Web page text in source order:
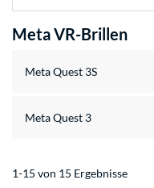
Meta VR-Brillen
Meta Quest 3S
Meta Quest 3
1-15 von 15 Ergebnisse